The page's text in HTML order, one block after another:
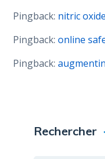
Pingback: nitric
Pingback:online
Pingback:
Rechercher